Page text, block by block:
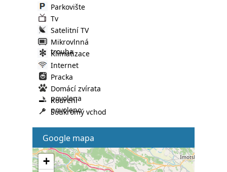
Parkovište
Tv
Satelitní TV
Mikrovlnná
trouba
Klimatizace
Internet
Pracka
Domácí zvírata
povolena
Kourení
povoleno
Soukromý vchod
Google mapa